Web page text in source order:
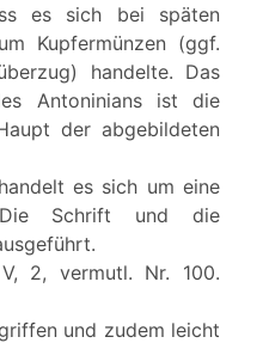
es sich bei späten
Kupfermünzen (ggf.
handelte. Das
Antoninians ist die
der abgebildeten
es sich um eine
Die Schrift und die
2, vermutl. Nr. 100.
und zudem leicht